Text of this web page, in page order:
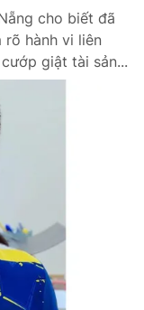
cho biết đã
rõ hành vi liên
giật tài sản...